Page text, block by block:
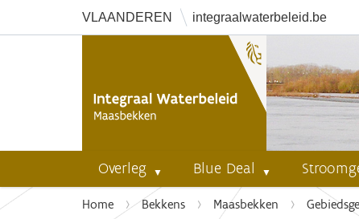
VLAANDEREN integraalwaterbeleid.be
Overleg Blue Deal
U
Home Bekkens Maasbekken